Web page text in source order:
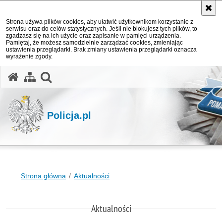
Strona używa plików cookies, aby ułatwić użytkownikom korzystanie z
serwisu oraz do celów statystycznych. Jeśli nie blokujesz tych plików, to
zgadzasz się na ich użycie oraz zapisanie w pamięci urządzenia.
Pamiętaj, że możesz samodzielnie zarządzać cookies, zmieniając
ustawienia przeglądarki. Brak zmiany ustawienia przeglądarki oznacza
wyrażenie zgody.
Policja.pl
Strona główna Aktualności
Aktualności